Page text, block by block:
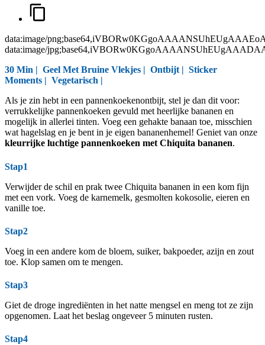
data:image/
data:image/
30 Min | Geel Met Bruine Vlekjes | Ontbijt | Sticker
Moments | Vegetarisch |
Als je zin hebt in een pannenkoekenontbijt, stel je dan dit voor:
verrukkelijke pannenkoeken gevuld met heerlijke bananen en
mogelijk in allerlei tinten. Voeg een gehakte banaan toe, misschien
wat hagelslag en je bent in je eigen bananenhemel! Geniet van onze
kleurrijke luchtige pannenkoeken met Chiquita bananen.
Stap1
Verwijder de schil en prak twee Chiquita bananen in een kom fijn
met een vork. Voeg de karnemelk, gesmolten kokosolie, eieren en
vanille toe.
Stap2
Voeg in een andere kom de bloem, suiker, bakpoeder, azijn en zout
toe. Klop samen om te mengen.
Stap3
Giet de droge ingrediënten in het natte mengsel en meng tot ze zijn
opgenomen. Laat het beslag ongeveer 5 minuten rusten.
Stap4